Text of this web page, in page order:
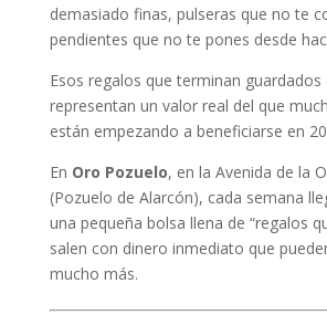
demasiado finas, pulseras que no te
pendientes que no te pones desde
Esos regalos que terminan guardados
representan un valor real del que
están empezando a beneficiarse en
En Oro Pozuelo, en la Avenida de la
(Pozuelo de Alarcón), cada semana
una pequeña bolsa llena de “regalos
salen con dinero inmediato que
mucho más.